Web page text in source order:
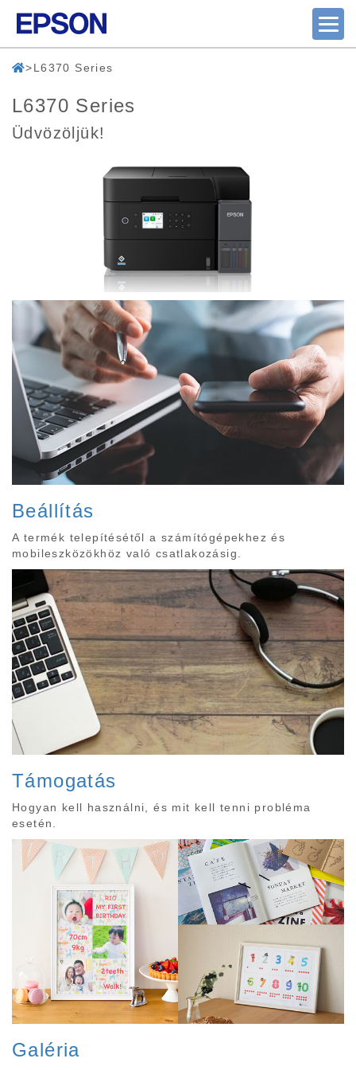
L6370 Series
L6370 Series
Üdvözöljük!
Beállítás
A termék telepítésétől a számítógépekhez és
mobileszközökhöz való csatlakozásig.
Támogatás
Hogyan kell használni, és mit kell tenni probléma
esetén.
Galéria